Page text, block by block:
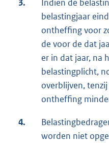
3.
Indien de
belastingjaar
ontheffing voor
de voor de dat
er in dat jaar, na
belastingplicht,
overblijven,
ontheffing
4.
worden niet